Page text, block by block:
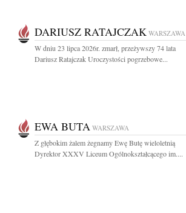
DARIUSZ RATAJCZAK WARSZAWA
W dniu 23 lipca 2026r. zmarł, przeżywszy 74 lata
Dariusz Ratajczak Uroczystości pogrzebowe...
EWA BUTA WARSZAWA
Z głębokim żalem żegnamy Ewę Butę wieloletnią
Dyrektor XXXV Liceum Ogólnokształcącego im....